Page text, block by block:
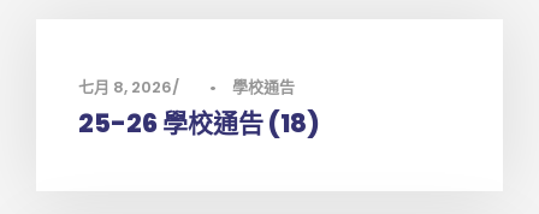
七月 8, 2026 • 學校通告
25-26 學校通告 (18)